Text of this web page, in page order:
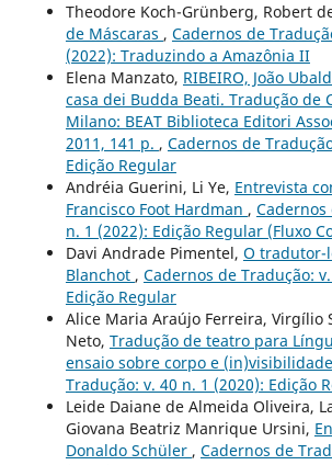
Theodore Koch-Grünberg, Robert
de Máscaras , Cadernos de
(2022): Traduzindo a Amazônia II
Elena Manzato, RIBEIRO, João
casa dei Budda Beati. Tradução de
Milano: BEAT Biblioteca Editori
2011, 141 p. , Cadernos de
Edição Regular
Andréia Guerini, Li Ye, Entrevista
Francisco Foot Hardman , Cadernos
n. 1 (2022): Edição Regular (Fluxo
Davi Andrade Pimentel, O tradutor-
Blanchot , Cadernos de Tradução:
Edição Regular
Alice Maria Araújo Ferreira, Virgílio
Neto, Tradução de teatro para
ensaio sobre corpo e (in)visibilidade
Tradução: v. 40 n. 1 (2020): Edição
Leide Daiane de Almeida Oliveira,
Giovana Beatriz Manrique Ursini,
Donaldo Schüler , Cadernos de